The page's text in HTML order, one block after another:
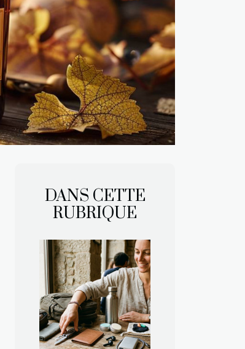
DANS CETTE
RUBRIQUE